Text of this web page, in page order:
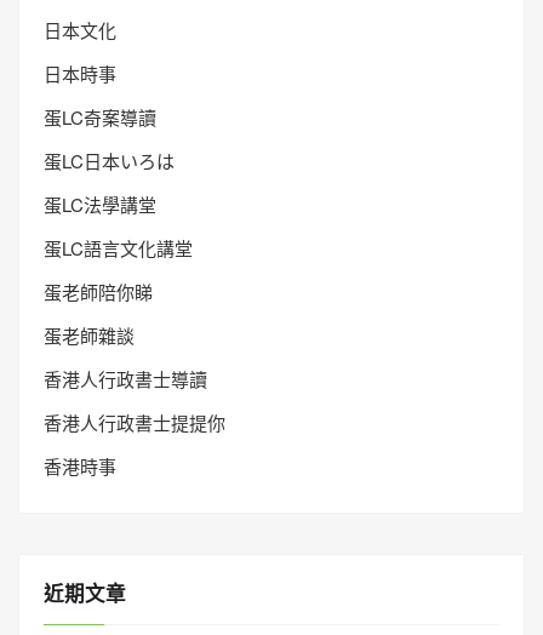
日本文化
日本時事
蛋LC奇案導讀
蛋LC日本いろは
蛋LC法學講堂
蛋LC語言文化講堂
蛋老師陪你睇
蛋老師雜談
香港人行政書士導讀
香港人行政書士提提你
香港時事
近期文章